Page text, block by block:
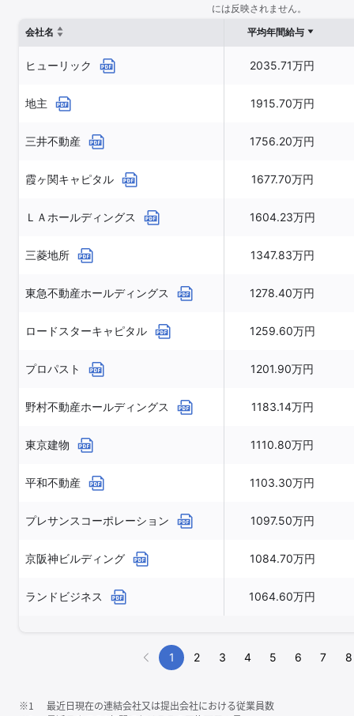
には反映されません。
会社名
平均年間給与
ヒューリック 2035.71万円
地主 1915.70万円
三井不動産 1756.20万円
霞ヶ関キャピタル 1677.70万円
ＬＡホールディングス 1604.23万円
三菱地所 1347.83万円
東急不動産ホールディングス 1278.40万円
ロードスターキャピタル 1259.60万円
プロパスト 1201.90万円
野村不動産ホールディングス 1183.14万円
東京建物 1110.80万円
平和不動産 1103.30万円
プレサンスコーポレーション 1097.50万円
京阪神ビルディング 1084.70万円
ランドビジネス 1064.60万円
1 2 3 4 5 6 7 8
※1
最近日現在の連結会社又は提出会社における従業員数